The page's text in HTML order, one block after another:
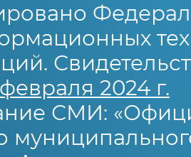
2024 г.
СМИ: